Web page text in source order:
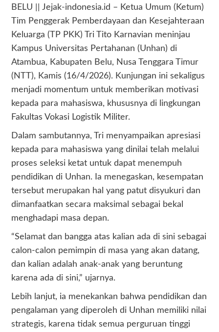
BELU || Jejak-indonesia.id – Ketua Umum (Ketum)
Tim Penggerak Pemberdayaan dan Kesejahteraan
Keluarga (TP PKK) Tri Tito Karnavian meninjau
Kampus Universitas Pertahanan (Unhan) di
Atambua, Kabupaten Belu, Nusa Tenggara Timur
(NTT), Kamis (16/4/2026). Kunjungan ini sekaligus
menjadi momentum untuk memberikan motivasi
kepada para mahasiswa, khususnya di lingkungan
Fakultas Vokasi Logistik Militer.
Dalam sambutannya, Tri menyampaikan apresiasi
kepada para mahasiswa yang dinilai telah melalui
proses seleksi ketat untuk dapat menempuh
pendidikan di Unhan. Ia menegaskan, kesempatan
tersebut merupakan hal yang patut disyukuri dan
dimanfaatkan secara maksimal sebagai bekal
menghadapi masa depan.
“Selamat dan bangga atas kalian ada di sini sebagai
calon-calon pemimpin di masa yang akan datang,
dan kalian adalah anak-anak yang beruntung
karena ada di sini,” ujarnya.
Lebih lanjut, ia menekankan bahwa pendidikan dan
pengalaman yang diperoleh di Unhan memiliki nilai
strategis, karena tidak semua perguruan tinggi